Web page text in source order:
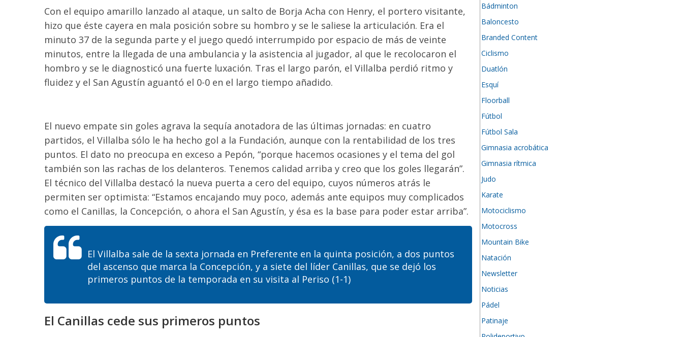
Con el equipo amarillo lanzado al ataque, un salto de Borja Acha con Henry, el portero visitante,
hizo que éste cayera en mala posición sobre su hombro y se le saliese la articulación. Era el
minuto 37 de la segunda parte y el juego quedó interrumpido por espacio de más de veinte
minutos, entre la llegada de una ambulancia y la asistencia al jugador, al que le recolocaron el
hombro y se le diagnosticó una fuerte luxación. Tras el largo parón, el Villalba perdió ritmo y
fluidez y el San Agustín aguantó el 0-0 en el largo tiempo añadido.
El nuevo empate sin goles agrava la sequía anotadora de las últimas jornadas: en cuatro
partidos, el Villalba sólo le ha hecho gol a la Fundación, aunque con la rentabilidad de los tres
puntos. El dato no preocupa en exceso a Pepón, “porque hacemos ocasiones y el tema del gol
también son las rachas de los delanteros. Tenemos calidad arriba y creo que los goles llegarán”.
El técnico del Villalba destacó la nueva puerta a cero del equipo, cuyos números atrás le
permiten ser optimista: “Estamos encajando muy poco, además ante equipos muy complicados
como el Canillas, la Concepción, o ahora el San Agustín, y ésa es la base para poder estar arriba”.
El Villalba sale de la sexta jornada en Preferente en la quinta posición, a dos puntos
del ascenso que marca la Concepción, y a siete del líder Canillas, que se dejó los
primeros puntos de la temporada en su visita al Periso (1-1)
El Canillas cede sus primeros puntos
Bádminton
Baloncesto
Branded Content
Ciclismo
Duatlón
Esquí
Floorball
Fútbol
Fútbol Sala
Gimnasia acrobática
Gimnasia rítmica
Judo
Karate
Motociclismo
Motocross
Mountain Bike
Natación
Newsletter
Noticias
Pádel
Patinaje